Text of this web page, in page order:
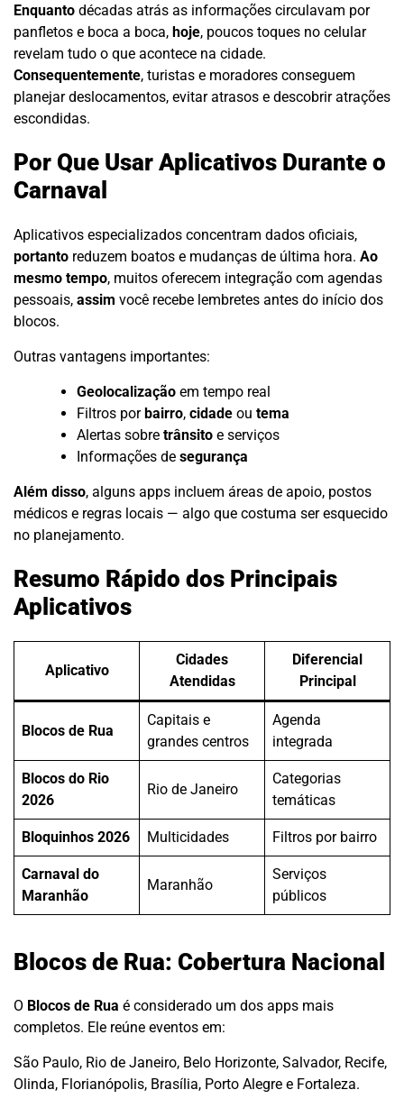
Enquanto décadas atrás as informações circulavam por
panfletos e boca a boca, hoje, poucos toques no celular
revelam tudo o que acontece na cidade.
Consequentemente, turistas e moradores conseguem
planejar deslocamentos, evitar atrasos e descobrir atrações
escondidas.
Por Que Usar Aplicativos Durante o
Carnaval
Aplicativos especializados concentram dados oficiais,
portanto reduzem boatos e mudanças de última hora. Ao
mesmo tempo, muitos oferecem integração com agendas
pessoais, assim você recebe lembretes antes do início dos
blocos.
Outras vantagens importantes:
Geolocalização em tempo real
Filtros porbairro, cidade ou tema
Alertas sobre trânsito e serviços
Informações de segurança
Além disso, alguns apps incluem áreas de apoio, postos
médicos e regras locais — algo que costuma ser esquecido
no planejamento.
Resumo Rápido dos Principais
Aplicativos
Aplicativo
Cidades
Atendidas
Diferencial
Principal
Blocos de Rua
Capitais e
grandes centros
Agenda
integrada
Blocos do Rio
2026
Rio de Janeiro
Categorias
temáticas
Bloquinhos 2026 Multicidades Filtros por bairro
Carnaval do
Maranhão
Maranhão
Serviços
públicos
Blocos de Rua: Cobertura Nacional
O Blocos de Rua é considerado um dos apps mais
completos. Ele reúne eventos em:
São Paulo, Rio de Janeiro, Belo Horizonte, Salvador, Recife,
Olinda, Florianópolis, Brasília, Porto Alegre e Fortaleza.